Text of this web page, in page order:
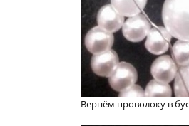
Вернём проволоку в